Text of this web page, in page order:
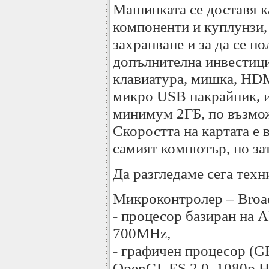
Машинката се доставя
компоненти и
захранване и за да се
допълнителна
клавиатура, мишка,
микро USB накрайник,
минимум 2ГБ, по
Скоростта на картата е
самият компютър, но
Да разгледаме сега
Микроконтролер –
- процесор базиран на
700MHz,
- графичен процесор